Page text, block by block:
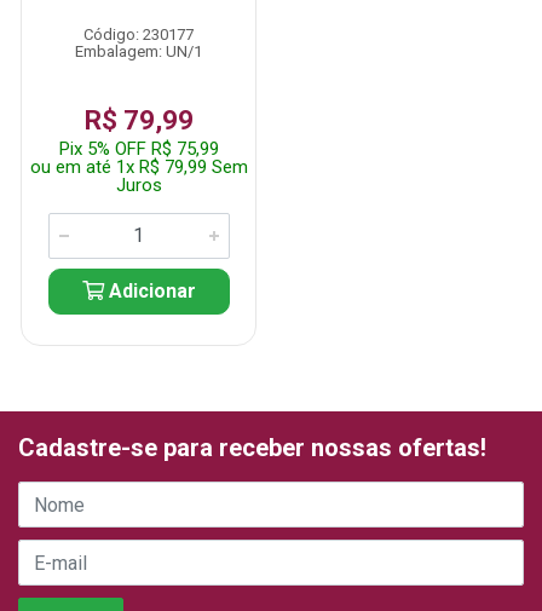
Código: 230177
Embalagem: UN/1
R$ 79,99
Pix 5% OFF R$ 75,99
ou em até 1x R$ 79,99 Sem
Juros
Adicionar
Cadastre-se para receber nossas ofertas!